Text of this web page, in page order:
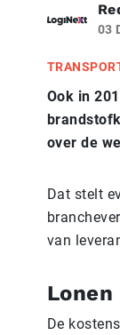
03
Ook in
over de
Dat stelt
van
De